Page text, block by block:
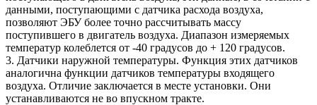
данными, поступающими с датчика расхода воздуха,
позволяют ЭБУ более точно рассчитывать массу
поступившего в двигатель воздуха. Диапазон измеряемых
температур колеблется от -40 градусов до + 120 градусов.
3. Датчики наружной температуры. Функция этих датчиков
аналогична функции датчиков температуры входящего
воздуха. Отличие заключается в месте установки. Они
устанавливаются не во впускном тракте.